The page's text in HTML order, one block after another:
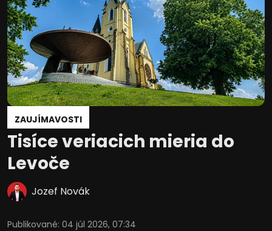
ZAUJÍMAVOSTI
Tisíce veriacich mieria do
Levoče
Jozef Novák
Publikované: 04 júl 2026, 07:34